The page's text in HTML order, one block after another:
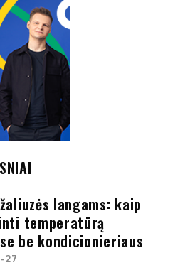
langams: kaip
temperatūrą
be kondicionieriaus
27